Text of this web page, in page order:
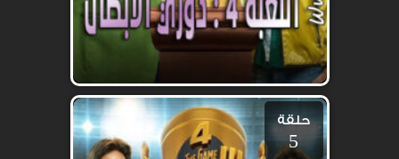
حلقة
5